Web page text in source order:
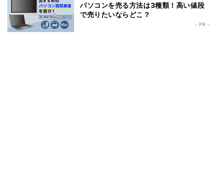
パソコンを売る方法は3種類！高い値段
で売りたいならどこ？
- PR -